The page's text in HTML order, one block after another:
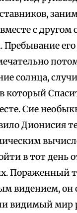
с другом
его
солнца,
который
Сие
Дионисия
в тот день
Пораженный
видением, он
видимый мир